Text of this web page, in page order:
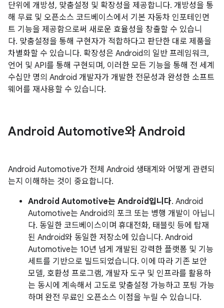
단위에 개방성, 맞춤설정 및 확장성을 제공합니다. 개방성을 통
해 무료 및 오픈소스 코드베이스에서 기본 자동차 인포테인먼
트 기능을 제공함으로써 새로운 효율성을 창출할 수 있습니
다. 맞춤설정을 통해 구현자가 적합하다고 판단한 대로 제품을
차별화할 수 있습니다. 확장성은 Android의 일반 프레임워크,
언어 및 API를 통해 구현되며, 이러한 모든 기능을 통해 전 세계
수십만 명의 Android 개발자가 개발한 전문성과 완성한 소프트
웨어를 재사용할 수 있습니다.
Android Automotive와 Android
Android Automotive가 전체 Android 생태계와 어떻게 관련되
는지 이해하는 것이 중요합니다.
Android Automotive는 Android입니다. Android
Automotive는 Android의 포크 또는 병행 개발이 아닙니
다. 동일한 코드베이스이며 휴대전화, 태블릿 등에 탑재
된 Android와 동일한 저장소에 있습니다. Android
Automotive는 10년 넘게 개발된 강력한 플랫폼 및 기능
세트를 기반으로 빌드되었습니다. 이에 따라 기존 보안
모델, 호환성 프로그램, 개발자 도구 및 인프라를 활용하
는 동시에 계속해서 고도로 맞춤설정 가능하고 포팅 가능
하며 완전 무료인 오픈소스 이점을 누릴 수 있습니다.